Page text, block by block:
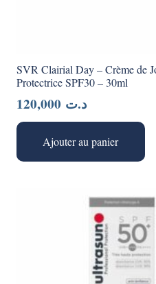
SVR Clairial Day – Crème de
Protectrice SPF30 – 30ml
د.ت
Ajouter au panier